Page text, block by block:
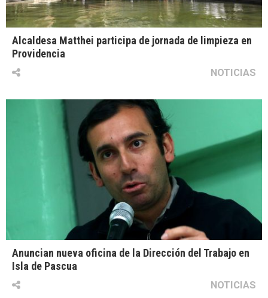
Alcaldesa Matthei participa de jornada de limpieza en
Providencia
NOTICIAS
Anuncian nueva oficina de la Dirección del Trabajo en
Isla de Pascua
NOTICIAS